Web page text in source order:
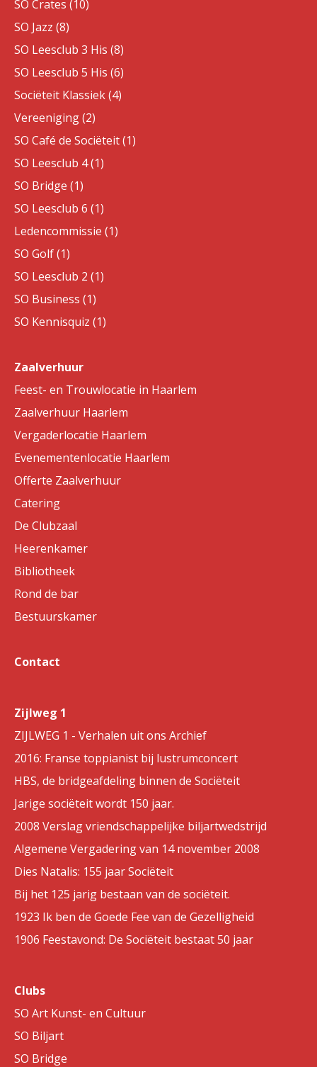
SO Crates (10)
SO Jazz (8)
SO Leesclub 3 His (8)
SO Leesclub 5 His (6)
Sociëteit Klassiek (4)
Vereeniging (2)
SO Café de Sociëteit (1)
SO Leesclub 4 (1)
SO Bridge (1)
SO Leesclub 6 (1)
Ledencommissie (1)
SO Golf (1)
SO Leesclub 2 (1)
SO Business (1)
SO Kennisquiz (1)
Zaalverhuur
Feest- en Trouwlocatie in Haarlem
Zaalverhuur Haarlem
Vergaderlocatie Haarlem
Evenementenlocatie Haarlem
Offerte Zaalverhuur
Catering
De Clubzaal
Heerenkamer
Bibliotheek
Rond de bar
Bestuurskamer
Contact
Zijlweg 1
ZIJLWEG 1 - Verhalen uit ons Archief
2016: Franse toppianist bij lustrumconcert
HBS, de bridgeafdeling binnen de Sociëteit
Jarige sociëteit wordt 150 jaar.
2008 Verslag vriendschappelijke biljartwedstrijd
Algemene Vergadering van 14 november 2008
Dies Natalis: 155 jaar Sociëteit
Bij het 125 jarig bestaan van de sociëteit.
1923 Ik ben de Goede Fee van de Gezelligheid
1906 Feestavond: De Sociëteit bestaat 50 jaar
Clubs
SO Art Kunst- en Cultuur
SO Biljart
SO Bridge